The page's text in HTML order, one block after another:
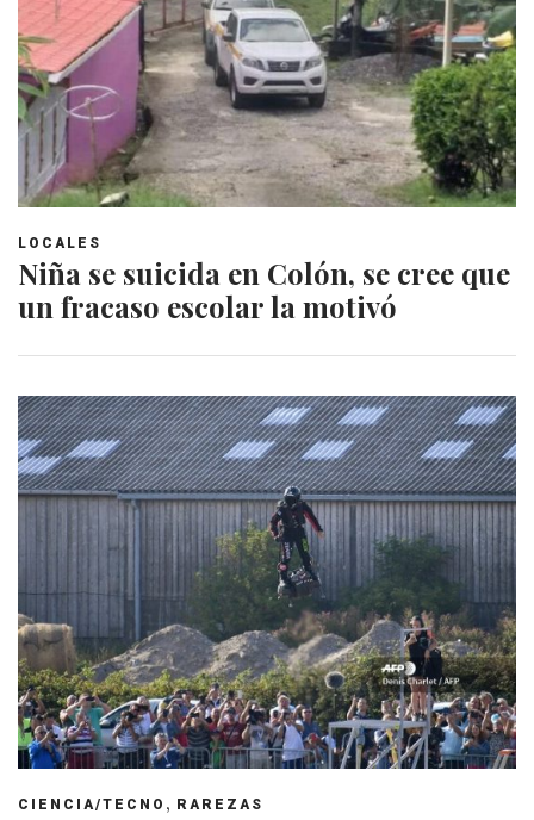
LOCALES
Niña se suicida en Colón, se cree que
un fracaso escolar la motivó
CIENCIA/TECNO , RAREZAS